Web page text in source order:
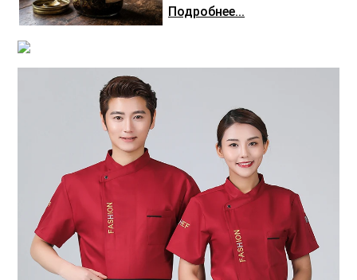
Подробнее...